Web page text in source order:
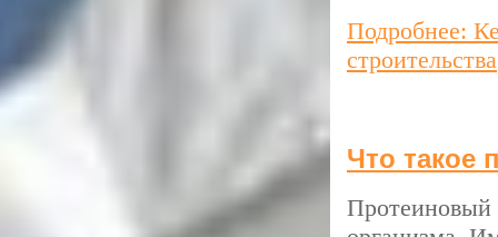
Подробнее:
строительства
Что такое
Протеиновый